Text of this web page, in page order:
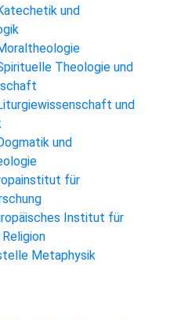
und
Theologie und
und
und
für
Institut für
Metaphysik